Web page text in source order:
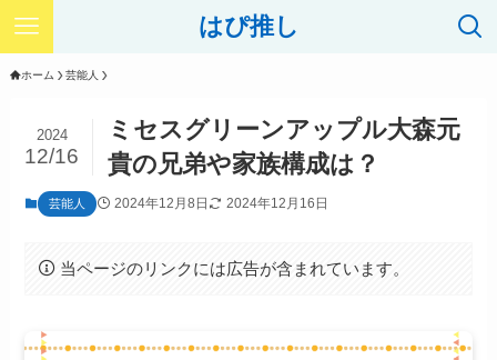
はぴ推し
ホーム 芸能人
ミセスグリーンアップル大森元
貴の兄弟や家族構成は？
2024
12/16
芸能人 2024年12月8日 2024年12月16日
当ページのリンクには広告が含まれています。